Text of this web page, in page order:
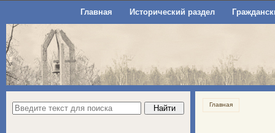
Главная Исторический раздел
Главная